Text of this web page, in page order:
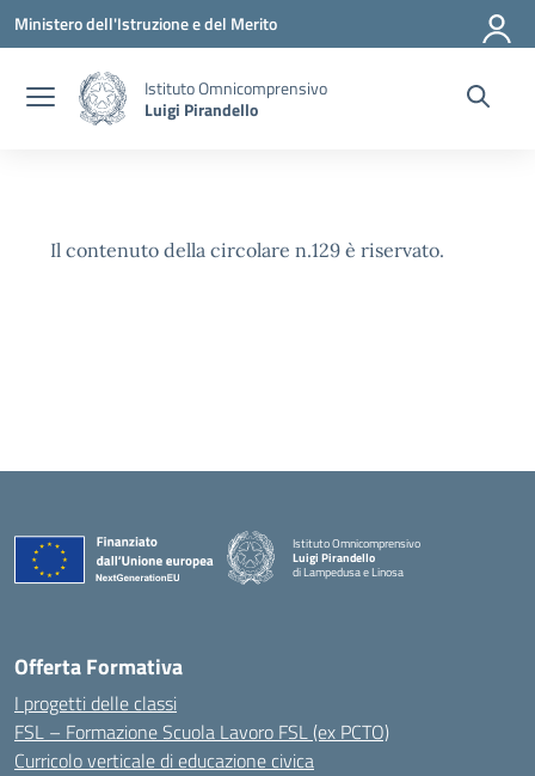
Vai ai contenuti
Vai al menu di navigazione
Vai al footer
Ministero dell'Istruzione e del Merito
Istituto Omnicomprensivo
Luigi Pirandello
Il contenuto della circolare n.129 è riservato.
Istituto Omnicomprensivo
Luigi Pirandello
di Lampedusa e Linosa
Offerta Formativa
I progetti delle classi
FSL – Formazione Scuola Lavoro FSL (ex PCTO)
Curricolo verticale di educazione civica